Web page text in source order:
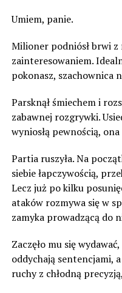
Umiem, panie.
Milioner podniósł brwi
zainteresowaniem.
pokonasz, szachownica
Parsknął śmiechem i
zabawnej rozgrywki.
wyniosłą pewnością,
Partia ruszyła. Na
siebie łapczywością,
Lecz już po kilku
ataków rozmywa się w
zamyka prowadzącą do
Zaczęło mu się
oddychają sentencjami,
ruchy z chłodną